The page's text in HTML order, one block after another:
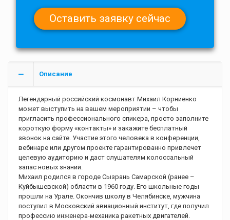
Описание
Легендарный российский космонавт Михаил Корниенко
может выступить на вашем мероприятии – чтобы
пригласить профессионального спикера, просто заполните
короткую форму «контакты» и закажите бесплатный
звонок на сайте. Участие этого человека в конференции,
вебинаре или другом проекте гарантированно привлечет
целевую аудиторию и даст слушателям колоссальный
запас новых знаний.
Михаил родился в городе Сызрань Самарской (ранее –
Куйбышевской) области в 1960 году. Его школьные годы
прошли на Урале. Окончив школу в Челябинске, мужчина
поступил в Московский авиационный институт, где получил
профессию инженера-механика ракетных двигателей.